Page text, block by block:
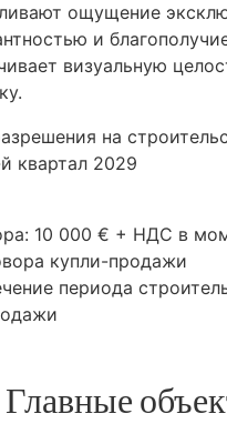
ощущение
и
визуальную
на
квартал 2029
10 000 € + НДС в
купли-продажи
периода
Главные